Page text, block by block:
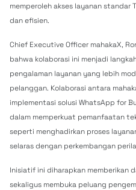
memperoleh akses layanan
dan efisien.
Chief Executive Officer mahakaX,
bahwa kolaborasi ini menjadi
pengalaman layanan yang lebih
pelanggan. Kolaborasi antara
implementasi solusi WhatsApp for
dalam memperkuat pemanfaatan
seperti menghadirkan proses
selaras dengan perkembangan
Inisiatif ini diharapkan memberikan
sekaligus membuka peluang